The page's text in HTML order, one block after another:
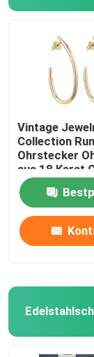
Über uns
Fabrik-Ausflug
Treten Sie
Nachrichten
Armband
Vintage
Collection
Ohrstecker
aus 18 Karat
Edelstahl